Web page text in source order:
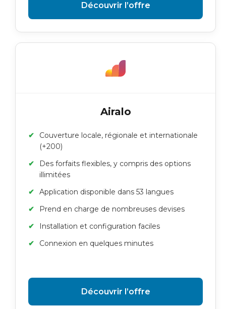
Découvrir l’offre
Airalo
Couverture locale, régionale et internationale
(+200)
Des forfaits flexibles, y compris des options
illimitées
Application disponible dans 53 langues
Prend en charge de nombreuses devises
Installation et configuration faciles
Connexion en quelques minutes
Découvrir l’offre